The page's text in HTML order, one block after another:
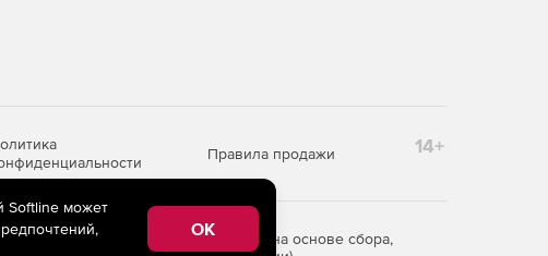
Правила продажи 14+
предоставления информации на основе сбора,
Softline может
OK